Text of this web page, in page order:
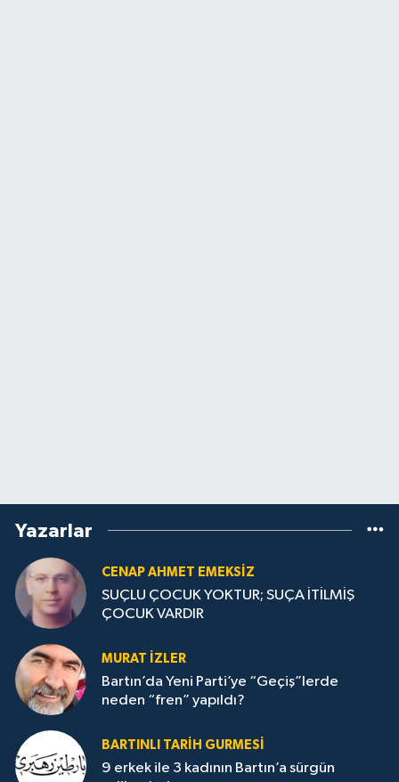
Yazarlar
CENAP AHMET EMEKSİZ
SUÇLU ÇOCUK YOKTUR; SUÇA İTİLMİŞ
ÇOCUK VARDIR
MURAT İZLER
Bartın’da Yeni Parti’ye “Geçiş”lerde
neden “fren” yapıldı?
BARTINLI TARIH GURMESI
9 erkek ile 3 kadının Bartın’a sürgün